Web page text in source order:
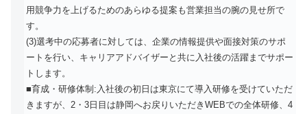
用競争力を上げるためのあらゆる提案も営業担当の腕の見せ所で
す。
(3)選考中の応募者に対しては、企業の情報提供や面接対策のサポ
ートを行い、キャリアアドバイザーと共に入社後の活躍までサポー
トします。
■育成・研修体制:入社後の初日は東京にて導入研修を受けていただ
きますが、2・3日目は静岡へお戻りいただきWEBでの全体研修、4